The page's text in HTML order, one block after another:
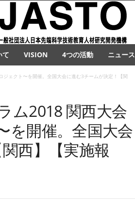
て VISION 4つの活動 ニュース
ェクト〜を開催。全国大会に進む3チームが決定！【関
ム2018 関西大会
を開催。全国大会
西】【実施報